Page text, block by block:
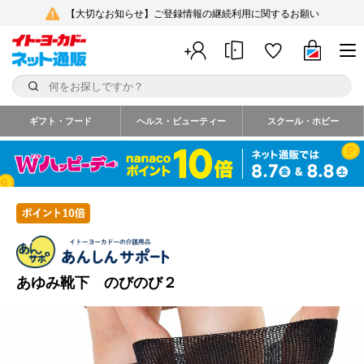
【大切なお知らせ】ご登録情報の継続利用に関するお願い
ギフト・フード ヘルス・ビューティー スクール・ホビー
あゆみ靴下 のびのび２